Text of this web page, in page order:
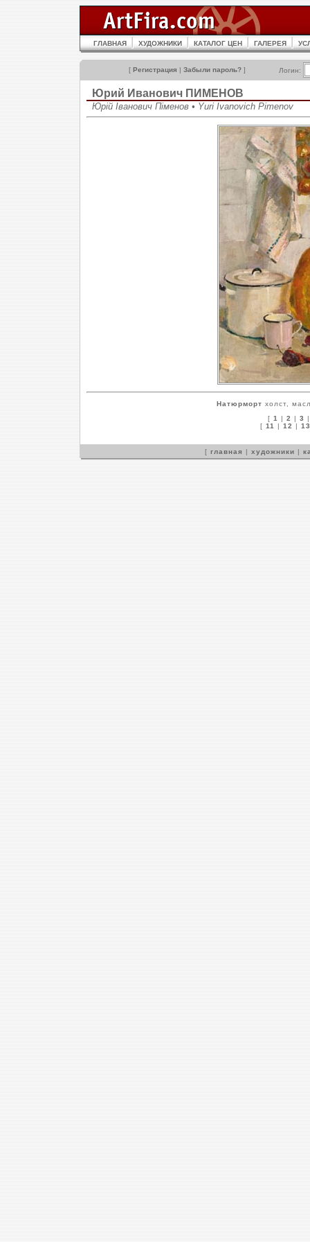
ГЛАВНАЯ ХУДОЖНИКИ КАТАЛОГ ЦЕН ГАЛЕРЕЯ
[ Регистрация | Забыли пароль? ] Логин:
Юрий Иванович ПИМЕНОВ
Юрій Іванович Піменов • Yuri Ivanovich Pimenov
Натюрморт холст,
[ 1 | 2 | 3
[ 11 | 12 | 13
[ главная | художники |